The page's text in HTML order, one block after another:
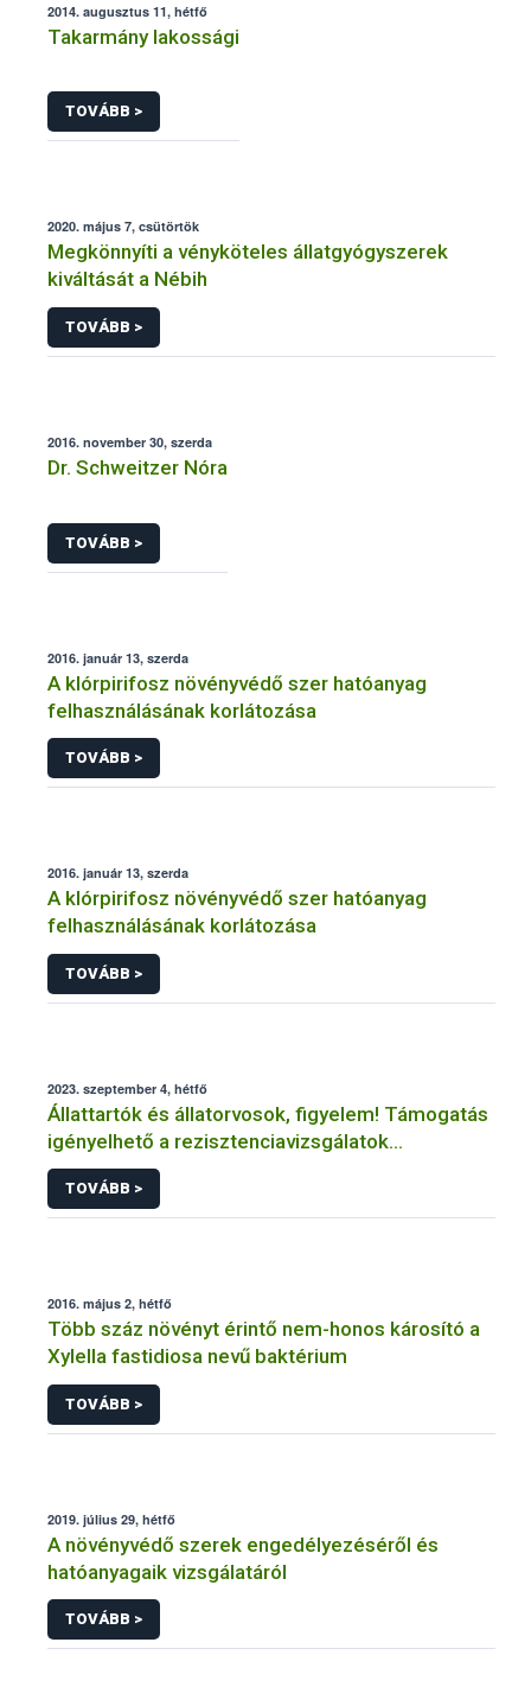
2014. augusztus 11, hétfő
Takarmány lakossági
TOVÁBB >
2020. május 7, csütörtök
Megkönnyíti a vényköteles állatgyógyszerek
kiváltását a Nébih
TOVÁBB >
2016. november 30, szerda
Dr. Schweitzer Nóra
TOVÁBB >
2016. január 13, szerda
A klórpirifosz növényvédő szer hatóanyag
felhasználásának korlátozása
TOVÁBB >
2016. január 13, szerda
A klórpirifosz növényvédő szer hatóanyag
felhasználásának korlátozása
TOVÁBB >
2023. szeptember 4, hétfő
Állattartók és állatorvosok, figyelem! Támogatás
igényelhető a rezisztenciavizsgálatok
elvégzésére
TOVÁBB >
2016. május 2, hétfő
Több száz növényt érintő nem-honos károsító a
Xylella fastidiosa nevű baktérium
TOVÁBB >
2019. július 29, hétfő
A növényvédő szerek engedélyezéséről és
hatóanyagaik vizsgálatáról
TOVÁBB >